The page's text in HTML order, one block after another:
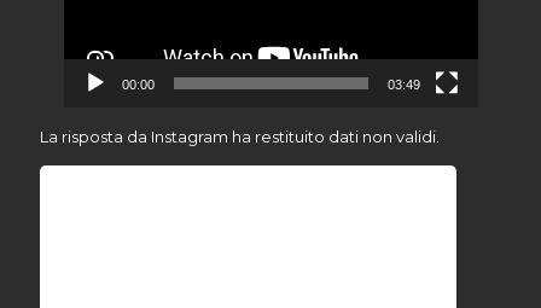
00:00 03:49
La risposta da Instagram ha restituito dati non validi.